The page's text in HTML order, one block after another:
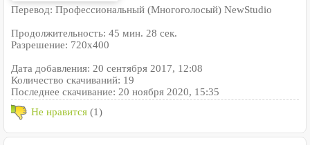
Перевод: Профессиональный (Многоголосый) NewStudio
Продолжительность: 45 мин. 28 сек.
Разрешение: 720x400
Дата добавления: 20 сентября 2017, 12:08
Количество скачиваний: 19
Последнее скачивание: 20 ноября 2020, 15:35
Не нравится (1)